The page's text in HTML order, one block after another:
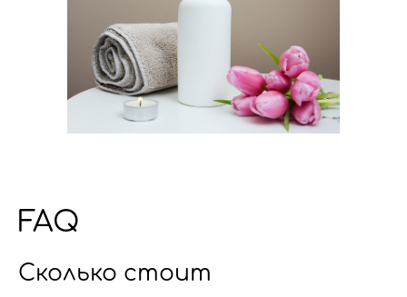
FAQ
Сколько стоит